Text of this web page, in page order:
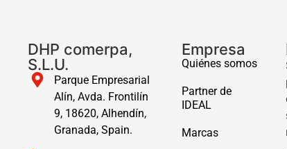
DHP comerpa,
S.L.U.
Parque Empresarial
Alín, Avda. Frontilín
9, 18620, Alhendín,
Granada, Spain.
Empresa
Quiénes somos
Partner de
IDEAL
Marcas